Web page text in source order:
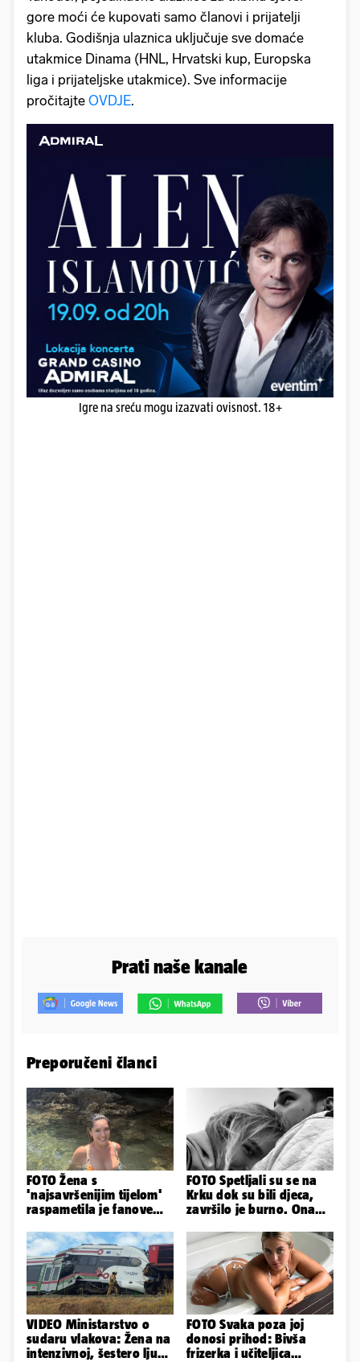
gore moći će kupovati samo članovi i prijatelji
kluba. Godišnja ulaznica uključuje sve domaće
utakmice Dinama (HNL, Hrvatski kup, Europska
liga i prijateljske utakmice). Sve informacije
pročitajte OVDJE.
Igre na sreću mogu izazvati ovisnost. 18+
Prati naše kanale
Preporučeni članci
FOTO Žena s
'najsavršenijim tijelom'
raspametila je fanove
plićaka
FOTO Spetljali su se na
Krku dok su bili djeca,
završilo je burno. Ona
VIDEO Ministarstvo o
sudaru vlakova: Žena na
intenzivnoj, šestero ljudi
FOTO Svaka poza joj
donosi prihod: Bivša
frizerka i učiteljica